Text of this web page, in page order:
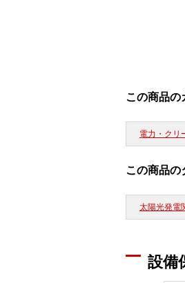
この商品の
電力・クリ
この商品の
太陽光発電
設備